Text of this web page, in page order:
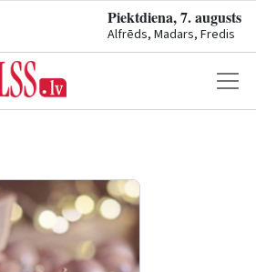
Piektdiena, 7. augusts
Alfrēds, Madars, Fredis